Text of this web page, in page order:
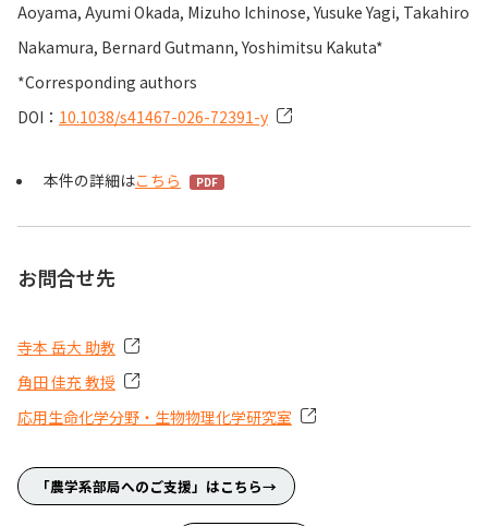
Aoyama, Ayumi Okada, Mizuho Ichinose, Yusuke Yagi, Takahiro
Nakamura, Bernard Gutmann, Yoshimitsu Kakuta*
*Corresponding authors
DOI： 10.1038/s41467-026-72391-y
本件の詳細はこちら
お問合せ先
寺本 岳大 助教
角田 佳充 教授
応用生命化学分野・生物物理化学研究室
「農学系部局へのご支援」はこちら